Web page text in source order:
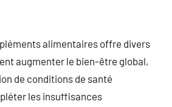
alimentaires offre divers
augmenter le bien-être global,
de conditions de santé
les insuffisances